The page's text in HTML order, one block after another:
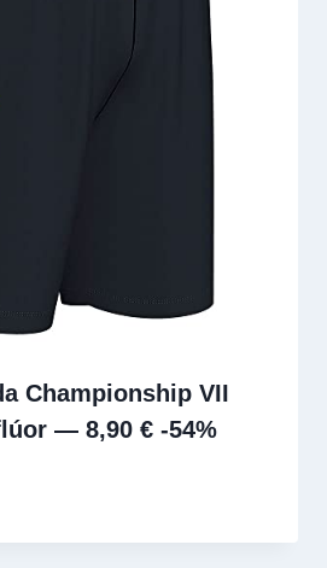
Championship VII
— 8,90 € -54%